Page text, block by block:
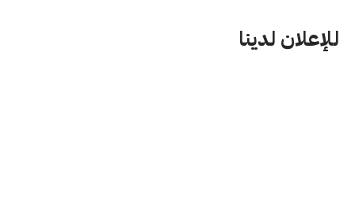
للإعلان لدينا